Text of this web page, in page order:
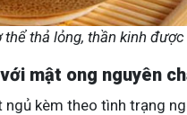
thả lỏng, thần kinh
mật ong nguyên
kèm theo tình trạng